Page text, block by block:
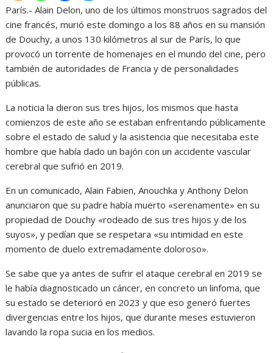
París.- Alain Delon, uno de los últimos monstruos sagrados del
cine francés, murió este domingo a los 88 años en su mansión
de Douchy, a unos 130 kilómetros al sur de París, lo que
provocó un torrente de homenajes en el mundo del cine, pero
también de autoridades de Francia y de personalidades
públicas.
La noticia la dieron sus tres hijos, los mismos que hasta
comienzos de este año se estaban enfrentando públicamente
sobre el estado de salud y la asistencia que necesitaba este
hombre que había dado un bajón con un accidente vascular
cerebral que sufrió en 2019.
En un comunicado, Alain Fabien, Anouchka y Anthony Delon
anunciaron que su padre había muerto «serenamente» en su
propiedad de Douchy «rodeado de sus tres hijos y de los
suyos», y pedían que se respetara «su intimidad en este
momento de duelo extremadamente doloroso».
Se sabe que ya antes de sufrir el ataque cerebral en 2019 se
le había diagnosticado un cáncer, en concreto un linfoma, que
su estado se deterioró en 2023 y que eso generó fuertes
divergencias entre los hijos, que durante meses estuvieron
lavando la ropa sucia en los medios.